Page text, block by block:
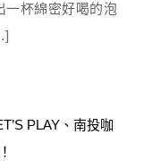
一杯綿密好喝的泡